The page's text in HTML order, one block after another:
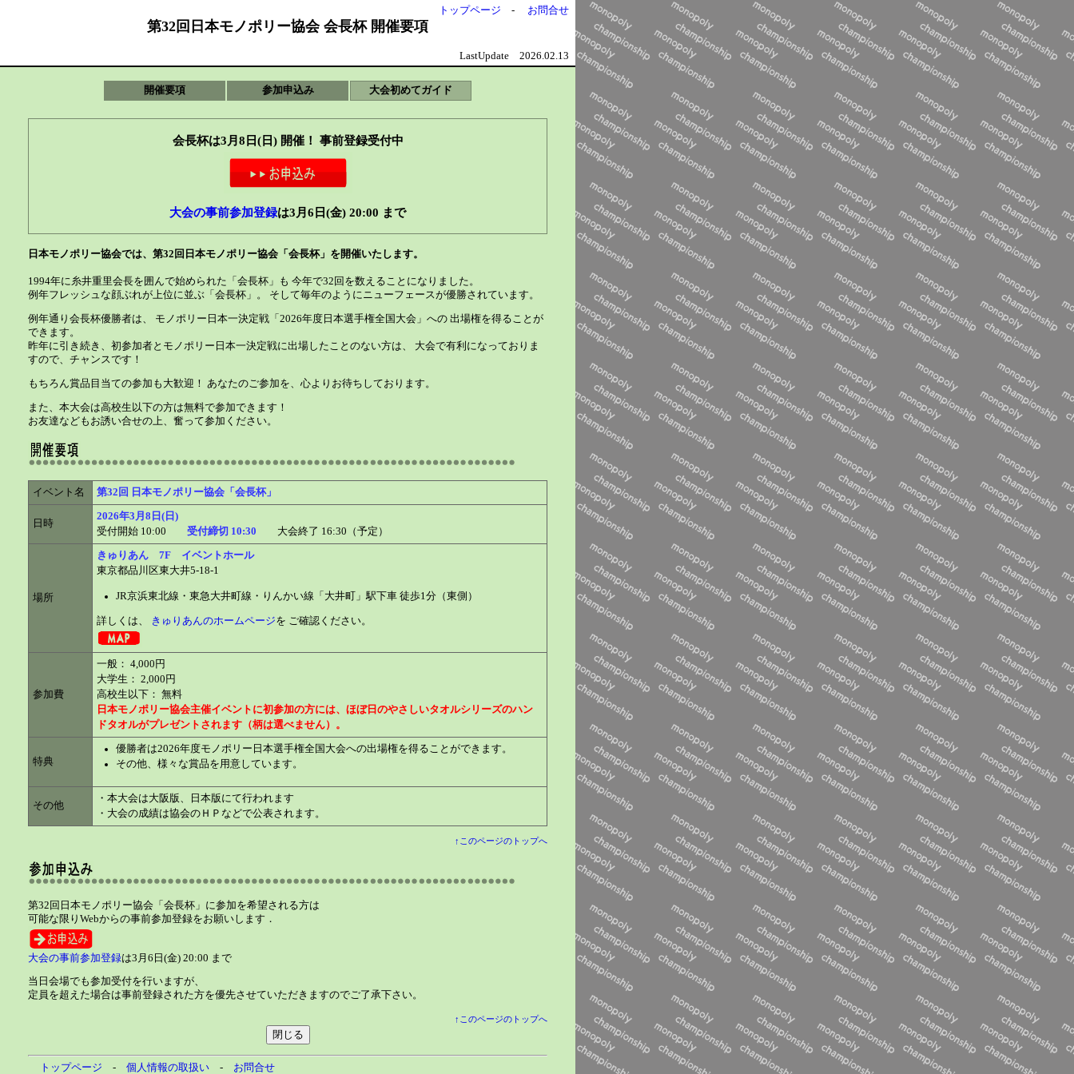
トップページ - お問合せ
第32回日本モノポリー協会 会長杯 開催要項
LastUpdate 2026.02.13
開催要項 参加申込み 大会初めてガイド
会長杯は3月8日(日) 開催！ 事前登録受付中
大会の事前参加登録は3月6日(金) 20:00 まで
日本モノポリー協会では、第32回日本モノポリー協会「会長杯」を開催いたします。
1994年に糸井重里会長を囲んで始められた「会長杯」も 今年で32回を数えることになりました。
例年フレッシュな顔ぶれが上位に並ぶ「会長杯」。 そして毎年のようにニューフェースが優勝されています。
例年通り会長杯優勝者は、 モノポリー日本一決定戦「2026年度日本選手権全国大会」への 出場権を得ることが
できます。
昨年に引き続き、初参加者とモノポリー日本一決定戦に出場したことのない方は、 大会で有利になっておりま
すので、チャンスです！
もちろん賞品目当ての参加も大歓迎！ あなたのご参加を、心よりお待ちしております。
また、本大会は高校生以下の方は無料で参加できます！
お友達などもお誘い合せの上、奮って参加ください。
イベント名 第32回 日本モノポリー協会「会長杯」
日時
2026年3月8日(日)
受付開始 10:00 受付締切 10:30 大会終了 16:30（予定）
場所
きゅりあん 7F イベントホール
東京都品川区東大井5-18-1
JR京浜東北線・東急大井町線・りんかい線「大井町」駅下車 徒歩1分（東側）
詳しくは、 きゅりあんのホームページを ご確認ください。
参加費
一般： 4,000円
大学生： 2,000円
高校生以下： 無料
日本モノポリー協会主催イベントに初参加の方には、ほぼ日のやさしいタオルシリーズのハン
ドタオルがプレゼントされます（柄は選べません）。
特典
優勝者は2026年度モノポリー日本選手権全国大会への出場権を得ることができます。
その他、様々な賞品を用意しています。
その他
・本大会は大阪版、日本版にて行われます
・大会の成績は協会のＨＰなどで公表されます。
↑このページのトップへ
第32回日本モノポリー協会「会長杯」に参加を希望される方は
可能な限りWebからの事前参加登録をお願いします．
大会の事前参加登録は3月6日(金) 20:00 まで
当日会場でも参加受付を行いますが、
定員を超えた場合は事前登録された方を優先させていただきますのでご了承下さい。
↑このページのトップへ
トップページ - 個人情報の取扱い - お問合せ